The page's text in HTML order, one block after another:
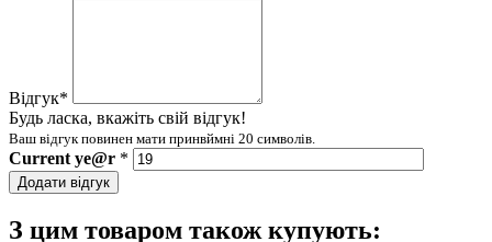
Відгук*
Будь ласка, вкажіть свій відгук!
Ваш відгук повинен мати принвймні 20 символів.
Current ye@r *
Додати відгук
З цим товаром також купують: